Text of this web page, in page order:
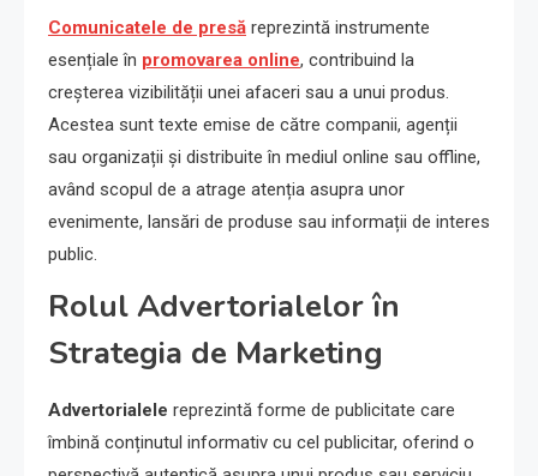
Comunicatele de presă reprezintă instrumente
esențiale în promovarea online, contribuind la
creșterea vizibilității unei afaceri sau a unui produs.
Acestea sunt texte emise de către companii, agenții
sau organizații și distribuite în mediul online sau offline,
având scopul de a atrage atenția asupra unor
evenimente, lansări de produse sau informații de interes
public.
Rolul Advertorialelor în
Strategia de Marketing
Advertorialele reprezintă forme de publicitate care
îmbină conținutul informativ cu cel publicitar, oferind o